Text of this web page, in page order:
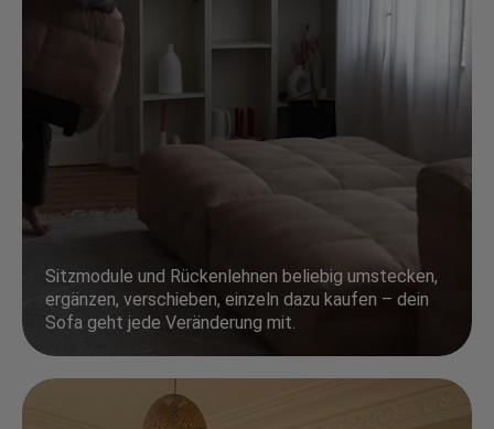
Sitzmodule und Rückenlehnen beliebig umstecken,
ergänzen, verschieben, einzeln dazu kaufen – dein
Sofa geht jede Veränderung mit.